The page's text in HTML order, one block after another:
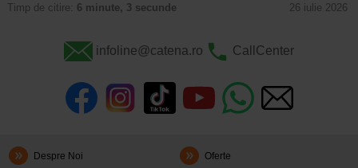
Timp de citire: 6 minute, 3 secunde 26 iulie 2026
infoline@catena.ro CallCenter
Despre Noi Oferte